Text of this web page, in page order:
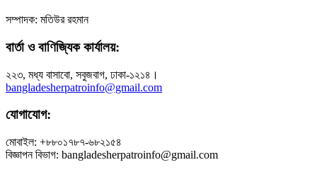
সম্পাদক: মতিউর রহমান
বার্তা ও বাণিজ্যিক কার্যালয়:
২২৩, মধ্য বাসাবো, সবুজবাগ, ঢাকা-১২১৪।
bangladesherpatroinfo@gmail.com
যোগাযোগ:
মোবাইল: +৮৮০১৭৮৭-৬৮২১৫৪
বিজ্ঞাপন বিভাগ: bangladesherpatroinfo@gmail.com